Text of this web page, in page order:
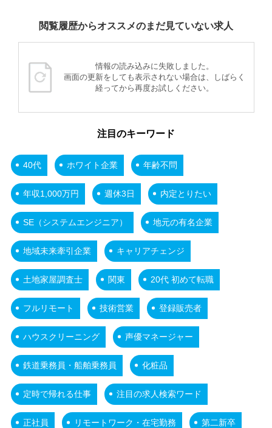
閲覧履歴からオススメのまだ見ていない求人
情報の読み込みに失敗しました。
画面の更新をしても表示されない場合は、しばらく
経ってから再度お試しください。
注目のキーワード
40代 ホワイト企業 年齢不問
年収1,000万円 週休3日 内定とりたい
SE（システムエンジニア） 地元の有名企業
地域未来牽引企業 キャリアチェンジ
土地家屋調査士 関東 20代 初めて転職
フルリモート 技術営業 登録販売者
ハウスクリーニング 声優マネージャー
鉄道乗務員・船舶乗務員 化粧品
定時で帰れる仕事 注目の求人検索ワード
正社員 リモートワーク・在宅勤務 第二新卒